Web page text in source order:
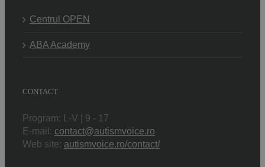
Centrul OPEN
ABA Academy
CONTACT
Program: L-V | 9 - 17
E-mail: contact@autismvoice.ro
Web site: autismvoice.ro/contact/